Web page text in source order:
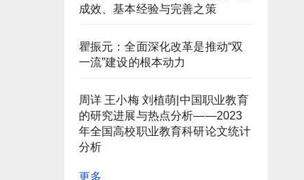
成效、基本经验与完善之策
瞿振元：全面深化改革是推动“双
一流”建设的根本动力
周详 王小梅 刘植萌|中国职业教育
的研究进展与热点分析——2023
年全国高校职业教育科研论文统计
分析
更多